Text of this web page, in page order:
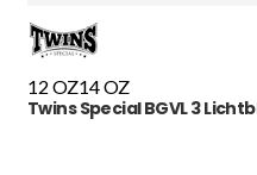
12 OZ14 OZ
Twins Special BGVL 3